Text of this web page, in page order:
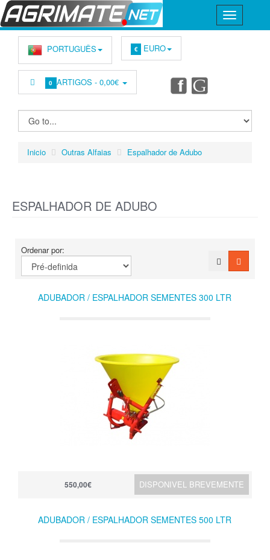
PORTUGUÊS € EURO
0 ARTIGOS -0,00€
Inicio Outras Alfaias Espalhador de Adubo
ESPALHADOR DE ADUBO
Ordenar por:
ADUBADOR / ESPALHADOR SEMENTES 300 LTR
DISPONIVEL BREVEMENTE
550,00€
ADUBADOR / ESPALHADOR SEMENTES 500 LTR